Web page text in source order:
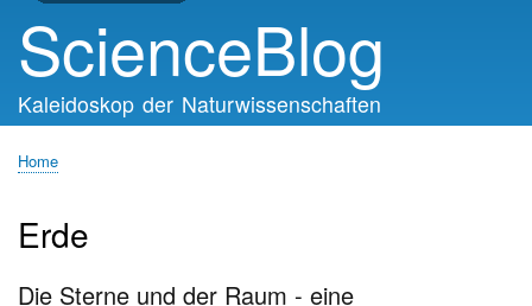
ScienceBlog
Kaleidoskop der Naturwissenschaften
Home
Erde
Die Sterne und der Raum - eine